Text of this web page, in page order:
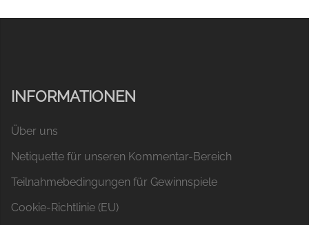
INFORMATIONEN
Über uns
Netiquette für unseren Kommentar-Bereich
Teilnahmebedingungen für Gewinnspiele
Cookie-Richtlinie (EU)